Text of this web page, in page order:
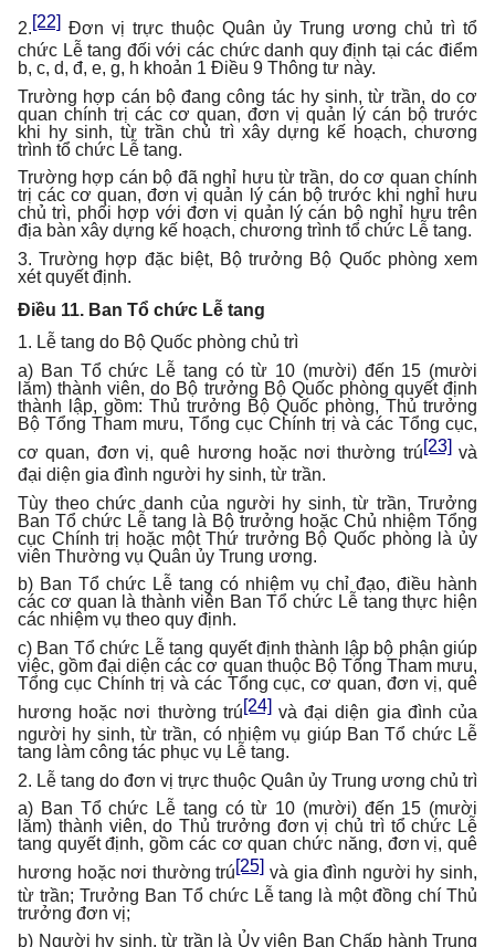
2.[22] Đơn vị trực thuộc Quân ủy Trung ương chủ trì tổ
chức Lễ tang đối với các chức danh quy định tại các điểm
b, c, d, đ, e, g, h khoản 1 Điều 9 Thông tư này.
Trường hợp cán bộ đang công tác hy sinh, từ trần, do cơ
quan chính trị các cơ quan, đơn vị quản lý cán bộ trước
khi hy sinh, từ trần chủ trì xây dựng kế hoạch, chương
trình tổ chức Lễ tang.
Trường hợp cán bộ đã nghỉ hưu từ trần, do cơ quan chính
trị các cơ quan, đơn vị quản lý cán bộ trước khi nghỉ hưu
chủ trì, phối hợp với đơn vị quản lý cán bộ nghỉ hưu trên
địa bàn xây dựng kế hoạch, chương trình tổ chức Lễ tang.
3. Trường hợp đặc biệt, Bộ trưởng Bộ Quốc phòng xem
xét quyết định.
Điều 11. Ban Tổ chức Lễ tang
1. Lễ tang do Bộ Quốc phòng chủ trì
a) Ban Tổ chức Lễ tang có từ 10 (mười) đến 15 (mười
lăm) thành viên, do Bộ trưởng Bộ Quốc phòng quyết định
thành lập, gồm: Thủ trưởng Bộ Quốc phòng, Thủ trưởng
Bộ Tổng Tham mưu, Tổng cục Chính trị và các Tổng cục,
cơ quan, đơn vị, quê hương hoặc nơi thường trú[23]và
đại diện gia đình người hy sinh, từ trần.
Tùy theo chức danh của người hy sinh, từ trần, Trưởng
Ban Tổ chức Lễ tang là Bộ trưởng hoặc Chủ nhiệm Tổng
cục Chính trị hoặc một Thứ trưởng Bộ Quốc phòng là ủy
viên Thường vụ Quân ủy Trung ương.
b) Ban Tổ chức Lễ tang có nhiệm vụ chỉ đạo, điều hành
các cơ quan là thành viên Ban Tổ chức Lễ tang thực hiện
các nhiệm vụ theo quy định.
c) Ban Tổ chức Lễ tang quyết định thành lập bộ phận giúp
việc, gồm đại diện các cơ quan thuộc Bộ Tổng Tham mưu,
Tổng cục Chính trị và các Tổng cục, cơ quan, đơn vị, quê
hương hoặc nơi thường trú[24]và đại diện gia đình của
người hy sinh, từ trần, có nhiệm vụ giúp Ban Tổ chức Lễ
tang làm công tác phục vụ Lễ tang.
2. Lễ tang do đơn vị trực thuộc Quân ủy Trung ương chủ trì
a) Ban Tổ chức Lễ tang có từ 10 (mười) đến 15 (mười
lăm) thành viên, do Thủ trưởng đơn vị chủ trì tổ chức Lễ
tang quyết định, gồm các cơ quan chức năng, đơn vị, quê
hương hoặc nơi thường trú [25] và gia đình người hy sinh,
từ trần; Trưởng Ban Tổ chức Lễ tang là một đồng chí Thủ
trưởng đơn vị;
b) Người hy sinh, từ trần là Ủy viên Ban Chấp hành Trung